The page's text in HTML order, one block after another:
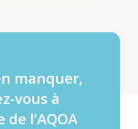
manquer,
vous à
l’AQOA